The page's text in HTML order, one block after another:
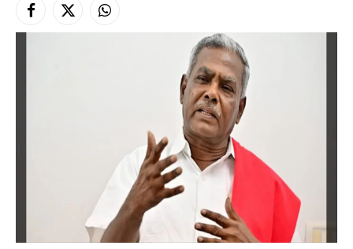
Facebook
X
(Twitter)
Instagram